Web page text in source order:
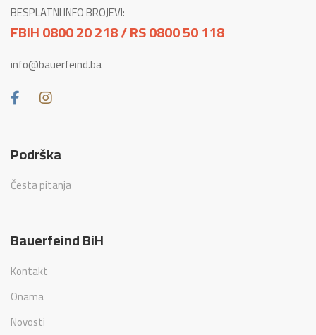
BESPLATNI INFO BROJEVI:
FBIH 0800 20 218 / RS 0800 50 118
info@bauerfeind.ba
Podrška
Česta pitanja
Bauerfeind BiH
Kontakt
Onama
Novosti